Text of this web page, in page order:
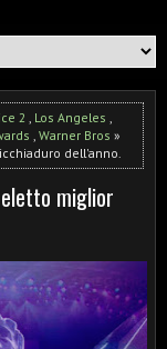
2 , Los Angeles ,
, Warner Bros »
dell'anno.
miglior